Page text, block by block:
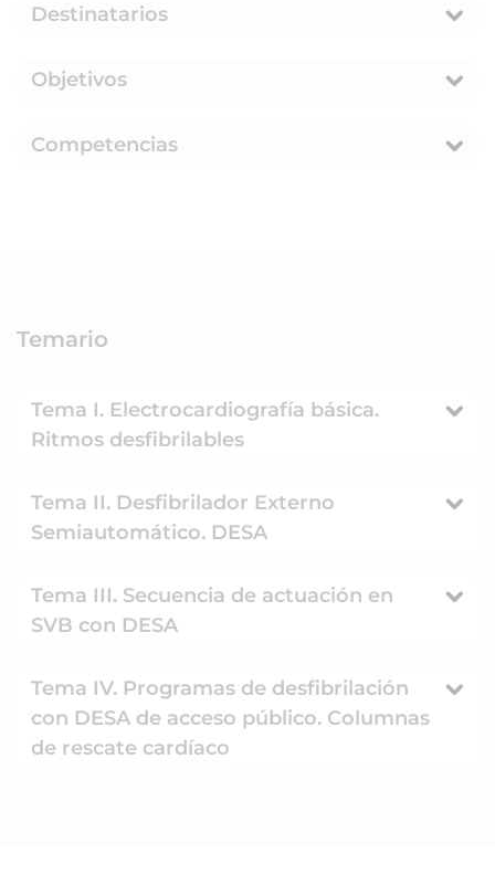
Destinatarios
Objetivos
Competencias
Temario
Tema I. Electrocardiografía básica.
Ritmos desfibrilables
Tema II. Desfibrilador Externo
Semiautomático. DESA
Tema III. Secuencia de actuación en
SVB con DESA
Tema IV. Programas de desfibrilación
con DESA de acceso público. Columnas
de rescate cardíaco